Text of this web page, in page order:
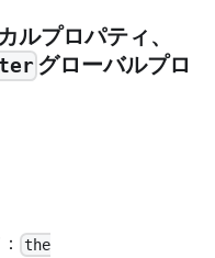
ルプロパティ、
グローバルプロ
the